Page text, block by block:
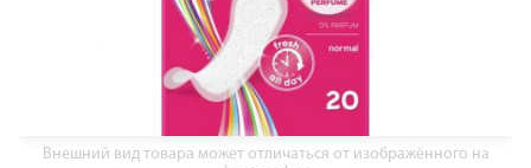
Внешний вид товара может отличаться от изображённого на